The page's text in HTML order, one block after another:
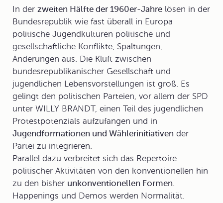
In der zweiten Hälfte der 1960er-Jahre lösen in der
Bundesrepublik wie fast überall in Europa
politische Jugendkulturen politische und
gesellschaftliche Konflikte, Spaltungen,
Änderungen aus. Die Kluft zwischen
bundesrepublikanischer Gesellschaft und
jugendlichen Lebensvorstellungen ist groß. Es
gelingt den politischen Parteien, vor allem der SPD
unter WILLY BRANDT, einen Teil des jugendlichen
Protestpotenzials aufzufangen und in
Jugendformationen und Wählerinitiativen der
Partei zu integrieren.
Parallel dazu verbreitet sich das Repertoire
politischer Aktivitäten von den konventionellen hin
zu den bisher unkonventionellen Formen.
Happenings und Demos werden Normalität.